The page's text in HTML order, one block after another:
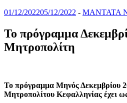
01/12/202205/12/2022 - MANTATA
Το πρόγραμμα
Μητροπολίτη
Το πρόγραμμα Μηνός Δεκεμβρίου
Μητροπολίτου Κεφαλληνίας έχει